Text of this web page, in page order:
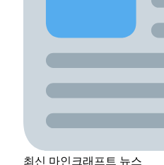
최신 마인크래프트 뉴스